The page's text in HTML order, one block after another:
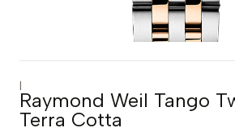
|
Raymond Weil Tango
Terra Cotta